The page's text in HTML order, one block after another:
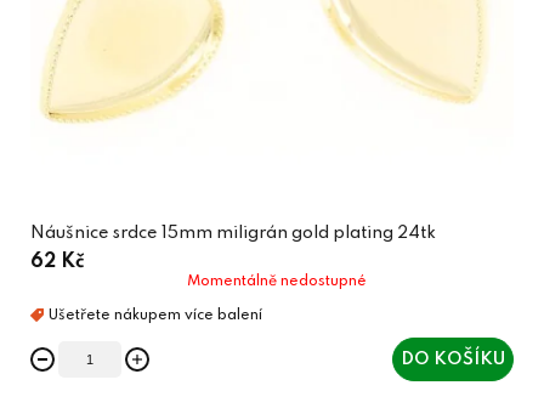
Náušnice srdce 15mm miligrán gold plating 24tk
62 Kč
Momentálně nedostupné
DO KOŠÍKU